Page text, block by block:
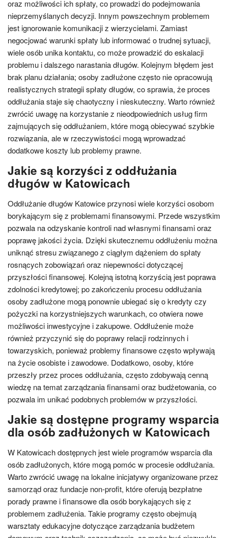
oraz możliwości ich spłaty, co prowadzi do podejmowania
nieprzemyślanych decyzji. Innym powszechnym problemem
jest ignorowanie komunikacji z wierzycielami. Zamiast
negocjować warunki spłaty lub informować o trudnej sytuacji,
wiele osób unika kontaktu, co może prowadzić do eskalacji
problemu i dalszego narastania długów. Kolejnym błędem jest
brak planu działania; osoby zadłużone często nie opracowują
realistycznych strategii spłaty długów, co sprawia, że proces
oddłużania staje się chaotyczny i nieskuteczny. Warto również
zwrócić uwagę na korzystanie z nieodpowiednich usług firm
zajmujących się oddłużaniem, które mogą obiecywać szybkie
rozwiązania, ale w rzeczywistości mogą wprowadzać
dodatkowe koszty lub problemy prawne.
Jakie są korzyści z oddłużania
długów w Katowicach
Oddłużanie długów Katowice przynosi wiele korzyści osobom
borykającym się z problemami finansowymi. Przede wszystkim
pozwala na odzyskanie kontroli nad własnymi finansami oraz
poprawę jakości życia. Dzięki skutecznemu oddłużeniu można
uniknąć stresu związanego z ciągłym dążeniem do spłaty
rosnących zobowiązań oraz niepewności dotyczącej
przyszłości finansowej. Kolejną istotną korzyścią jest poprawa
zdolności kredytowej; po zakończeniu procesu oddłużania
osoby zadłużone mogą ponownie ubiegać się o kredyty czy
pożyczki na korzystniejszych warunkach, co otwiera nowe
możliwości inwestycyjne i zakupowe. Oddłużenie może
również przyczynić się do poprawy relacji rodzinnych i
towarzyskich, ponieważ problemy finansowe często wpływają
na życie osobiste i zawodowe. Dodatkowo, osoby, które
przeszły przez proces oddłużania, często zdobywają cenną
wiedzę na temat zarządzania finansami oraz budżetowania, co
pozwala im unikać podobnych problemów w przyszłości.
Jakie są dostępne programy wsparcia
dla osób zadłużonych w Katowicach
W Katowicach dostępnych jest wiele programów wsparcia dla
osób zadłużonych, które mogą pomóc w procesie oddłużania.
Warto zwrócić uwagę na lokalne inicjatywy organizowane przez
samorząd oraz fundacje non-profit, które oferują bezpłatne
porady prawne i finansowe dla osób borykających się z
problemem zadłużenia. Takie programy często obejmują
warsztaty edukacyjne dotyczące zarządzania budżetem